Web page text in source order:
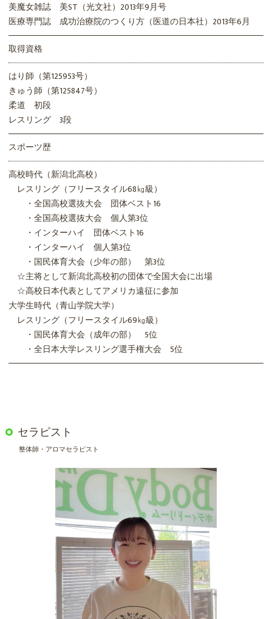
美魔女雑誌 美ST（光文社）2013年9月号
医療専門誌 成功治療院のつくり方（医道の日本社）2013年6月
取得資格
はり師（第125953号）
きゅう師（第125847号）
柔道 初段
レスリング 3段
スポーツ歴
高校時代（新潟北高校）
レスリング（フリースタイル68㎏級）
・全国高校選抜大会 団体ベスト16
・全国高校選抜大会 個人第3位
・インターハイ 団体ベスト16
・インターハイ 個人第3位
・国民体育大会（少年の部） 第3位
☆主将として新潟北高校初の団体で全国大会に出場
☆高校日本代表としてアメリカ遠征に参加
大学生時代（青山学院大学）
レスリング（フリースタイル69㎏級）
・国民体育大会（成年の部） 5位
・全日本大学レスリング選手権大会 5位
セラピスト
整体師・アロマセラピスト